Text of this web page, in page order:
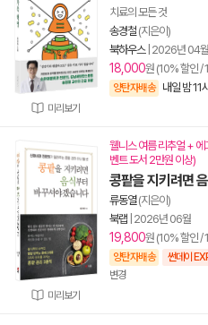
미리보기
치료의 모든 것
송경철 (지은이)
북하우스| 2026년 04월
18,000원 (10% 할인 /
양탄자배송 내일 밤 11시
미리보기
웰니스 여름 리추얼 + 에
벤트 도서 2만원 이상)
콩팥을 지키려면
류동열(지은이)
북랩 2026년 06월
19,800원 (10% 할인 /
양탄자배송 썬데이
변경